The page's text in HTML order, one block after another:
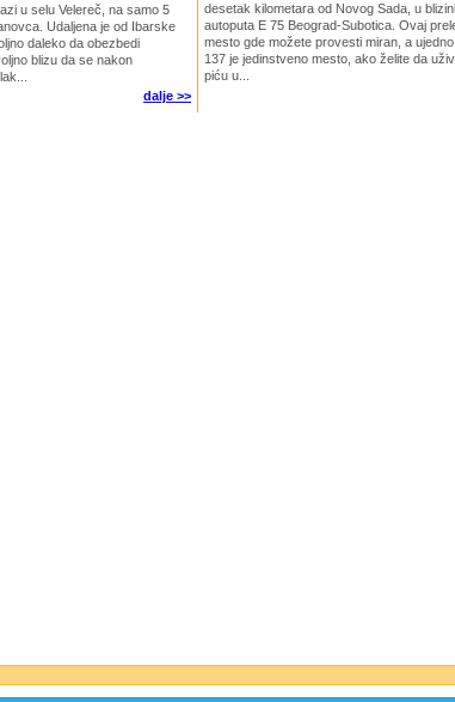
u selu Velereč, na samo 5
Udaljena je od Ibarske
daleko da obezbedi
blizu da se nakon
dalje >>
desetak kilometara od Novog Sada, u
autoputa E 75 Beograd-Subotica. Ovaj
mesto gde možete provesti miran, a
137 je jedinstveno mesto, ako želite da
piću u...